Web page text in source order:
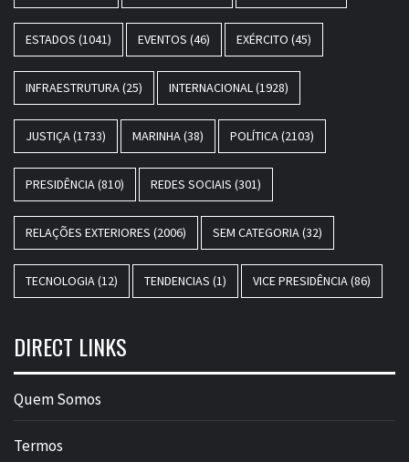
ESTADOS (1041) EVENTOS (46) EXÉRCITO (45)
INFRAESTRUTURA (25) INTERNACIONAL (1928)
JUSTIÇA (1733) MARINHA (38) POLÍTICA (2103)
PRESIDÊNCIA (810) REDES SOCIAIS (301)
RELAÇÕES EXTERIORES (2006) SEM CATEGORIA (32)
TECNOLOGIA (12) TENDENCIAS (1) VICE PRESIDÊNCIA (86)
DIRECT LINKS
Quem Somos
Termos